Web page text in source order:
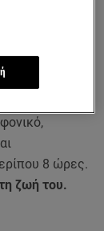
60χρονου
από τη
8 ώρες.
ζωή του.